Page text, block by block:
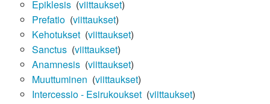
Epiklesis‎ (viittaukset)
Prefatio‎ (viittaukset)
Kehotukset‎ (viittaukset)
Sanctus‎ (viittaukset)
Anamnesis‎ (viittaukset)
Muuttuminen (viittaukset)
Intercessio - Esirukoukset‎ (viittaukset)